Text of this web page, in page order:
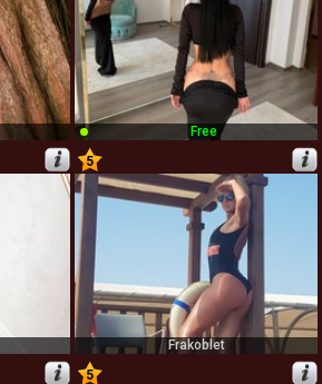
Free
5
12
Frakoblet
5